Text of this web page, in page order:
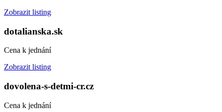
Zobrazit listing
dotalianska.sk
Cena k jednání
Zobrazit listing
dovolena-s-detmi-cr.cz
Cena k jednání